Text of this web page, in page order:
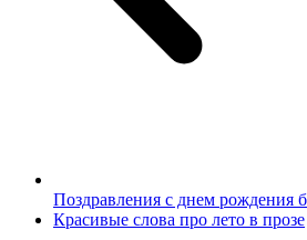
Поздравления с днем рождения
Красивые слова про лето в прозе